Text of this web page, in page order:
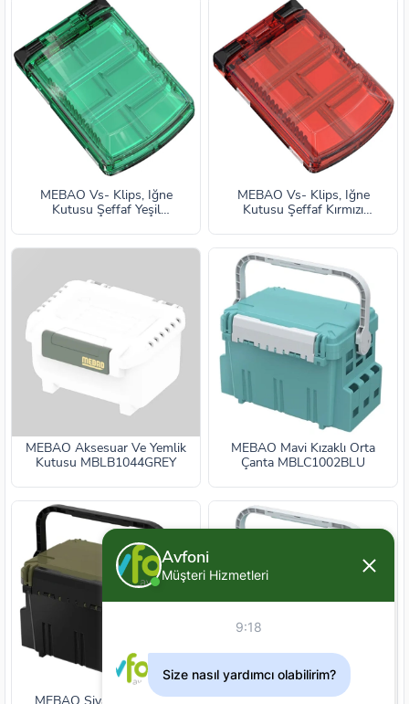
MEBAO Vs- Klips, İğne
Kutusu Şeffaf Yeşil
MEBAO Vs- Klips, İğne
Kutusu Şeffaf Kırmızı
MEBAO Aksesuar Ve Yemlik
Kutusu MBLB1044GREY
MEBAO Mavi Kızaklı Orta
Çanta MBLC1002BLU
Avfoni
Müşteri Hizmetleri
9:18
Size nasıl yardımcı olabilirim?